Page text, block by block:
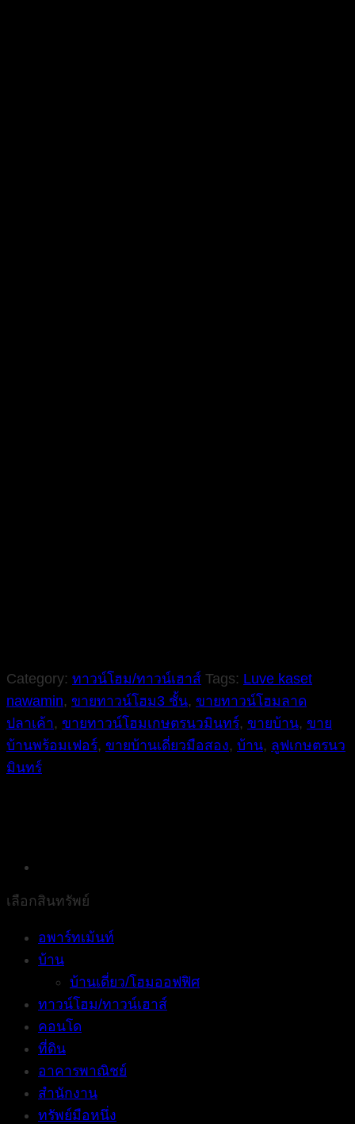
Category: ทาวน์โฮม/ทาวน์เฮาส์ Tags: Luve kaset
nawamin, ขายทาวน์โฮม3 ชั้น, ขายทาวน์โฮมลาด
ปลาเค้า, ขายทาวน์โฮมเกษตรนวมินทร์, ขายบ้าน, ขาย
บ้านพร้อมเฟอร์, ขายบ้านเดี่ยวมือสอง, บ้าน, ลูฟเกษตรนว
มินทร์
เลือกสินทรัพย์
อพาร์ทเม้นท์
บ้าน
บ้านเดี่ยว/โฮมออฟฟิศ
ทาวน์โฮม/ทาวน์เฮาส์
คอนโด
ที่ดิน
อาคารพาณิชย์
สำนักงาน
ทรัพย์มือหนึ่ง